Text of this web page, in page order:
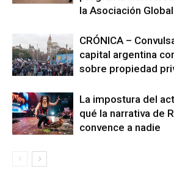
la Asociación
CRÓNICA –
capital argentina
sobre propiedad
La impostura del
qué la narrativa de
convence a nadie